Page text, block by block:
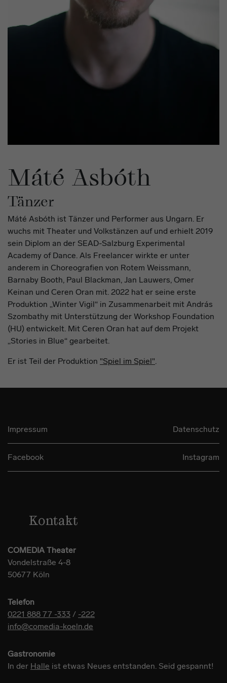
Workshop
Máté Asbóth
Tänzer
Máté Asbóth ist Tänzer und Performer aus Ungarn. Er
wuchs mit Theater und Volkstänzen auf und erhielt 2019
sein Diplom an der SEAD-Salzburg Experimental
Academy of Dance. Als Freelancer wirkte er unter
anderem in Choreografien von Rotem Weissmann,
Barnaby Booth, Paul Blackman, Jan Lauwers, Omer
Keinan und Ceren Oran mit. 2022 hat er seine erste
Produktion „Winter Vigil“ in Zusammenarbeit mit András
Szombathy mit Unterstützung der Workshop Foundation
(HU) entwickelt. Mit Ceren Oran hat auf dem Projekt
„Stories in Blue“ gearbeitet.
Er ist Teil der Produktion "Spiel im Spiel"
Impressum Datenschutz
Facebook Instagram
Kontakt
COMEDIA Theater
Vondelstraße 4-8
50677 Köln
Telefon
0221 888 77 -333 / -222
info@comedia-koeln.de
Gastronomie
In der Halle ist etwas Neues entstanden. Seid gespannt!